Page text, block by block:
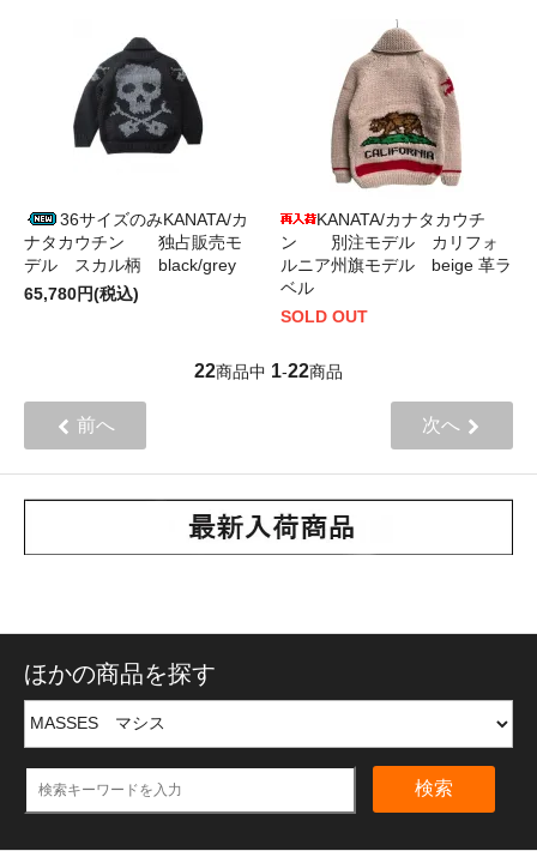
36サイズのみKANATA/カ
ナタカウチン 独占販売モ
デル スカル柄 black/grey
65,780円(税込)
KANATA/カナタカウチ
ン 別注モデル カリフォ
ルニア州旗モデル beige 革ラ
ベル
SOLD OUT
22商品中 1-22商品
前へ 次へ
ほかの商品を探す
検索